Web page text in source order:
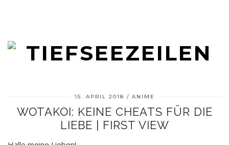
15. APRIL 2018 ANIME
WOTAKOI: KEINE CHEATS FÜR DIE
LIEBE | FIRST VIEW